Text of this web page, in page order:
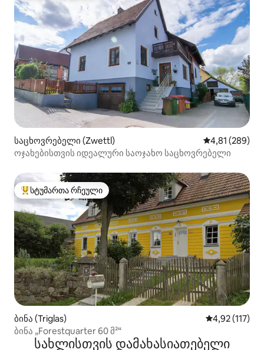
საცხოვრებელი (Zwettl) საშუალო
4,81 (289)
ოჯახებისთვის იდეალური საოჯახო საცხოვრებელი
სტუმართა რჩეული მოწინავე ვარიანტი
სტუმართა რჩეული
ბინა (Triglas) საშუალო
4,92 (117)
ბინა „Forestquarter 60 მ²“
სახლისთვის დამახასიათებელი